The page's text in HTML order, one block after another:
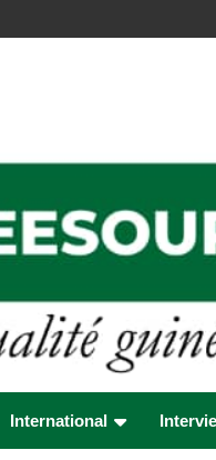
International